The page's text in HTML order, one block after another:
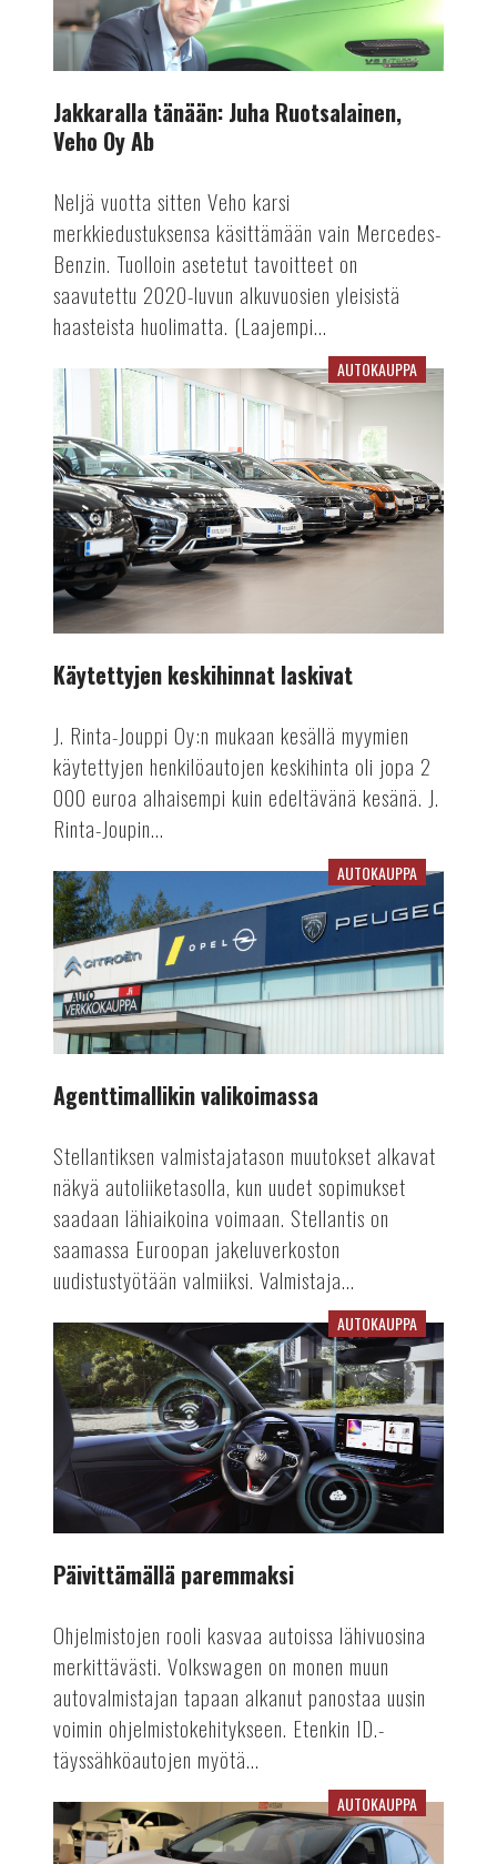
Ruotsalainen,
Oy
Ab
Jakkaralla tänään: Juha Ruotsalainen,
Veho Oy Ab
Neljä vuotta sitten Veho karsi
merkkiedustuksensa käsittämään vain Mercedes-
Benzin. Tuolloin asetetut tavoitteet on
saavutettu 2020-luvun alkuvuosien yleisistä
haasteista huolimatta. (Laajempi...
Käytettyjen
keskihinnat
laskivat
AUTOKAUPPA
Käytettyjen keskihinnat laskivat
J. Rinta-Jouppi Oy:n mukaan kesällä myymien
käytettyjen henkilöautojen keskihinta oli jopa 2
000 euroa alhaisempi kuin edeltävänä kesänä. J.
Rinta-Joupin...
Agenttimallikin
valikoimassa
AUTOKAUPPA
Agenttimallikin valikoimassa
Stellantiksen valmistajatason muutokset alkavat
näkyä autoliiketasolla, kun uudet sopimukset
saadaan lähiaikoina voimaan. Stellantis on
saamassa Euroopan jakeluverkoston
uudistustyötään valmiiksi. Valmistaja...
Päivittämällä
paremmaksi
AUTOKAUPPA
Päivittämällä paremmaksi
Ohjelmistojen rooli kasvaa autoissa lähivuosina
merkittävästi. Volkswagen on monen muun
autovalmistajan tapaan alkanut panostaa uusin
voimin ohjelmistokehitykseen. Etenkin ID.-
täyssähköautojen myötä...
Palvelevaa
autokauppaa
AUTOKAUPPA